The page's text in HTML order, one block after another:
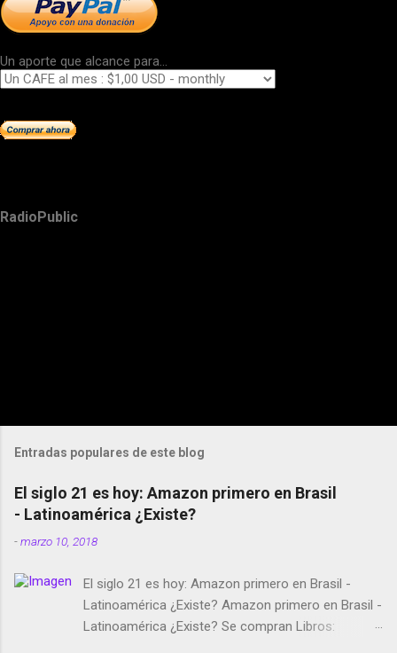
Un aporte que alcance para...
RadioPublic
Entradas populares de este blog
El siglo 21 es hoy: Amazon primero en Brasil
- Latinoamérica ¿Existe?
-marzo 10, 2018
El siglo 21 es hoy: Amazon primero en Brasil -
Latinoamérica ¿Existe? Amazon primero en Brasil -
Latinoamérica ¿Existe? Se compran Libros: